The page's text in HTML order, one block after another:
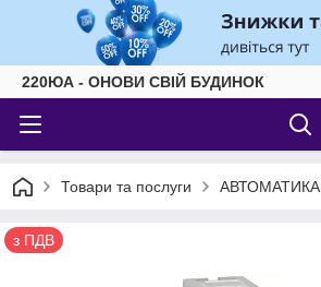
220ЮА - ОНОВИ СВІЙ БУДИНОК
Товари та послуги АВТОМАТИКА
з ПДВ